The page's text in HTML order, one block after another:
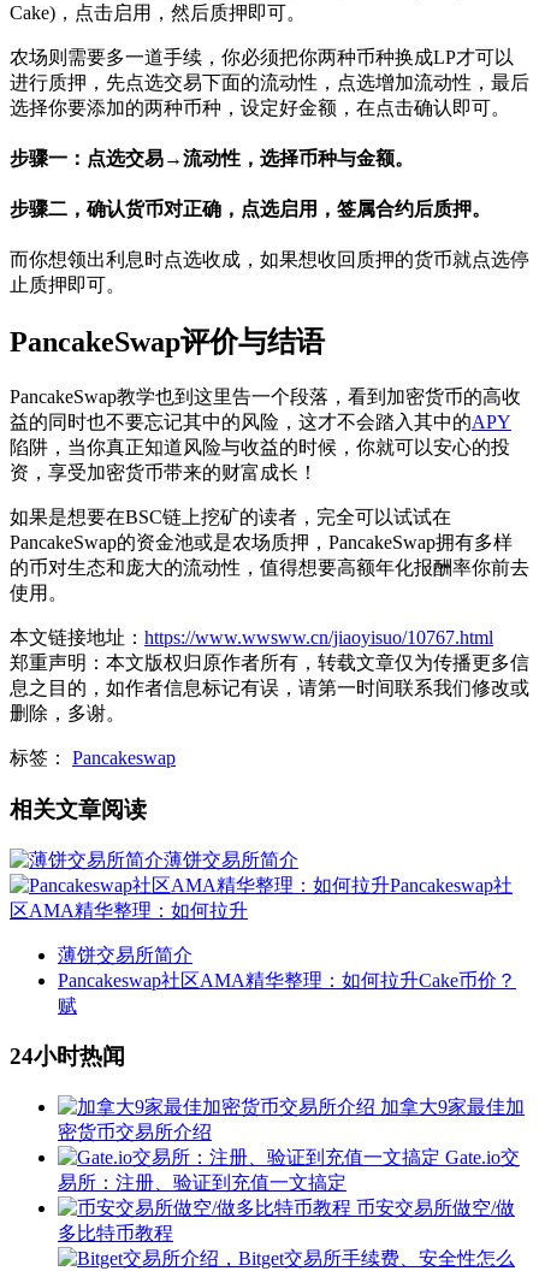
Cake)，点击启用，然后质押即可。
农场则需要多一道手续，你必须把你两种币种换成LP才可以
进行质押，先点选交易下面的流动性，点选增加流动性，最后
选择你要添加的两种币种，设定好金额，在点击确认即可。
步骤一：点选交易→流动性，选择币种与金额。
步骤二，确认货币对正确，点选启用，签属合约后质押。
而你想领出利息时点选收成，如果想收回质押的货币就点选停
止质押即可。
PancakeSwap评价与结语
PancakeSwap教学也到这里告一个段落，看到加密货币的高收
益的同时也不要忘记其中的风险，这才不会踏入其中的APY
陷阱，当你真正知道风险与收益的时候，你就可以安心的投
资，享受加密货币带来的财富成长！
如果是想要在BSC链上挖矿的读者，完全可以试试在
PancakeSwap的资金池或是农场质押，PancakeSwap拥有多样
的币对生态和庞大的流动性，值得想要高额年化报酬率你前去
使用。
本文链接地址： https://www.wwsww.cn/jiaoyisuo/10767.html
郑重声明：本文版权归原作者所有，转载文章仅为传播更多信
息之目的，如作者信息标记有误，请第一时间联系我们修改或
删除，多谢。
标签： Pancakeswap
相关文章阅读
薄饼交易所简介
Pancakeswap社
区AMA精华整理：如何拉升
薄饼交易所简介
Pancakeswap社区AMA精华整理：如何拉升Cake币价？
赋
24小时热闻
加拿大9家最佳加
密货币交易所介绍
Gate.io交
易所：注册、验证到充值一文搞定
币安交易所做空/做
多比特币教程